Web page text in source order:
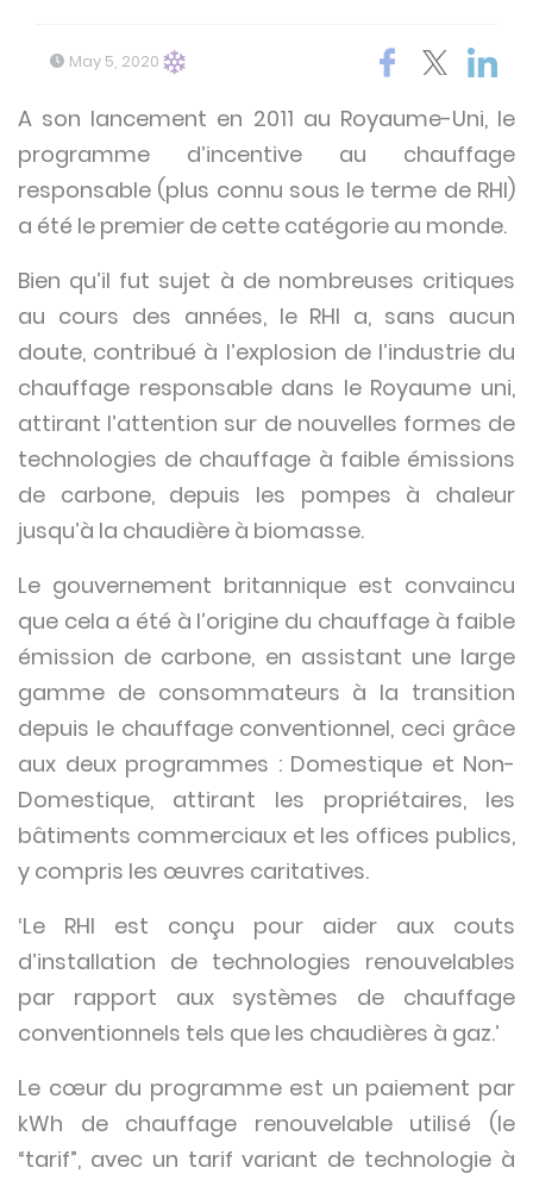
May 5, 2020
A son lancement en 2011 au Royaume-Uni, le
programme d’incentive au chauffage
responsable (plus connu sous le terme de RHI)
a été le premier de cette catégorie au monde.
Bien qu’il fut sujet à de nombreuses critiques
au cours des années, le RHI a, sans aucun
doute, contribué à l’explosion de l’industrie du
chauffage responsable dans le Royaume uni,
attirant l’attention sur de nouvelles formes de
technologies de chauffage à faible émissions
de carbone, depuis les pompes à chaleur
jusqu’à la chaudière à biomasse.
Le gouvernement britannique est convaincu
que cela a été à l’origine du chauffage à faible
émission de carbone, en assistant une large
gamme de consommateurs à la transition
depuis le chauffage conventionnel, ceci grâce
aux deux programmes : Domestique et Non-
Domestique, attirant les propriétaires, les
bâtiments commerciaux et les offices publics,
y compris les œuvres caritatives.
‘Le RHI est conçu pour aider aux couts
d’installation de technologies renouvelables
par rapport aux systèmes de chauffage
conventionnels tels que les chaudières à gaz.’
Le cœur du programme est un paiement par
kWh de chauffage renouvelable utilisé (le
“tarif”, avec un tarif variant de technologie à